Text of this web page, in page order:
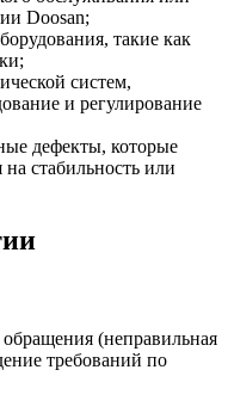
Doosan;
такие как
систем,
и регулирование
дефекты, которые
стабильность или
(неправильная
требований по